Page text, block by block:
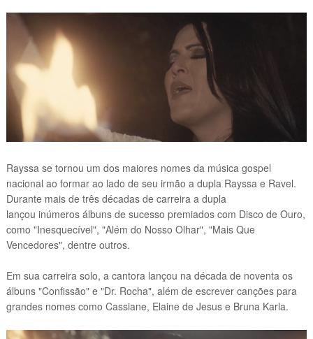
Rayssa se tornou um dos maiores nomes da música gospel
nacional ao formar ao lado de seu irmão a dupla Rayssa e Ravel.
Durante mais de três décadas de carreira a dupla
lançou inúmeros álbuns de sucesso premiados com Disco de Ouro,
como "Inesquecível", "Além do Nosso Olhar", "Mais Que
Vencedores", dentre outros.
Em sua carreira solo, a cantora lançou na década de noventa os
álbuns "Confissão" e "Dr. Rocha", além de escrever canções para
grandes nomes como Cassiane, Elaine de Jesus e Bruna Karla.